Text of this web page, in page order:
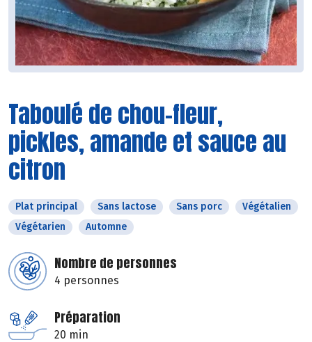
Taboulé de chou-fleur,
pickles, amande et sauce au
citron
Plat principal Sans lactose Sans porc
Végétalien
Végétarien
Automne
Nombre de personnes
4 personnes
Préparation
20 min